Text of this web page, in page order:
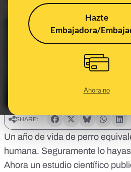
Hazte
Embajadora/
Ahora no
Publicado el
SHARE:
Un año de vida de perro
humana. Seguramente lo
Ahora un estudio científico